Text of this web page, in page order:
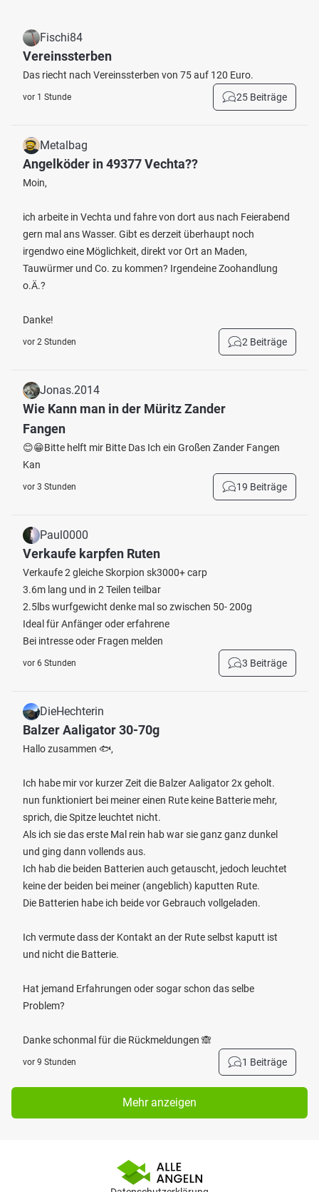
Fischi84
Vereinssterben
Das riecht nach Vereinssterben von 75 auf 120 Euro.
vor 1 Stunde 25 Beiträge
Metalbag
Angelköder in 49377 Vechta??
Moin,
ich arbeite in Vechta und fahre von dort aus nach Feierabend
gern mal ans Wasser. Gibt es derzeit überhaupt noch
irgendwo eine Möglichkeit, direkt vor Ort an Maden,
Tauwürmer und Co. zu kommen? Irgendeine Zoohandlung
o.Ä.?
Danke!
vor 2 Stunden 2 Beiträge
Jonas.2014
Wie Kann man in der Müritz Zander
Fangen
😊😁Bitte helft mir Bitte Das Ich ein Großen Zander Fangen
Kan
vor 3 Stunden 19 Beiträge
Paul0000
Verkaufe karpfen Ruten
Verkaufe 2 gleiche Skorpion sk3000+ carp
3.6m lang und in 2 Teilen teilbar
2.5lbs wurfgewicht denke mal so zwischen 50- 200g
Ideal für Anfänger oder erfahrene
Bei intresse oder Fragen melden
vor 6 Stunden 3 Beiträge
DieHechterin
Balzer Aaligator 30-70g
Hallo zusammen 🐟,
Ich habe mir vor kurzer Zeit die Balzer Aaligator 2x geholt.
nun funktioniert bei meiner einen Rute keine Batterie mehr,
sprich, die Spitze leuchtet nicht.
Als ich sie das erste Mal rein hab war sie ganz ganz dunkel
und ging dann vollends aus.
Ich hab die beiden Batterien auch getauscht, jedoch leuchtet
keine der beiden bei meiner (angeblich) kaputten Rute.
Die Batterien habe ich beide vor Gebrauch vollgeladen.
Ich vermute dass der Kontakt an der Rute selbst kaputt ist
und nicht die Batterie.
Hat jemand Erfahrungen oder sogar schon das selbe
Problem?
Danke schonmal für die Rückmeldungen 🙈
vor 9 Stunden 1 Beiträge
Mehr anzeigen